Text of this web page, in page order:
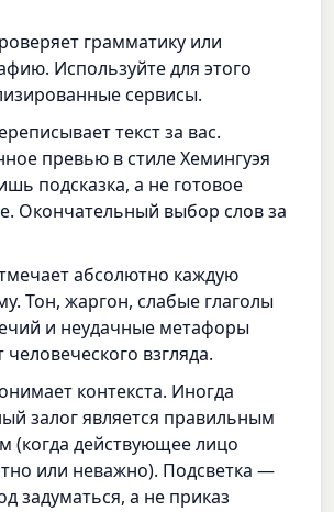
грамматику или
Используйте для этого
сервисы.
текст за вас.
превью в стиле Хемингуэя
подсказка, а не готовое
Окончательный выбор слов за
абсолютно каждую
Тон, жаргон, слабые глаголы
и неудачные метафоры
человеческого взгляда.
контекста. Иногда
залог является правильным
(когда действующее лицо
или неважно). Подсветка —
задуматься, а не приказ